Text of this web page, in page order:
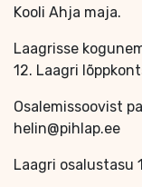
Kooli Ahja maja.
Laagrisse
12. Laagri
Osalemissoovist
helin@pihlap.ee
Laagri osalustasu